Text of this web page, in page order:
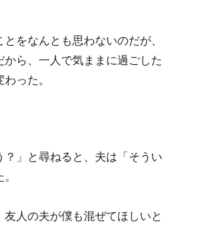
をなんとも思わないのだが、
ら、一人で気ままに過ごした
った。
」と尋ねると、夫は「そうい
人の夫が僕も混ぜてほしいと